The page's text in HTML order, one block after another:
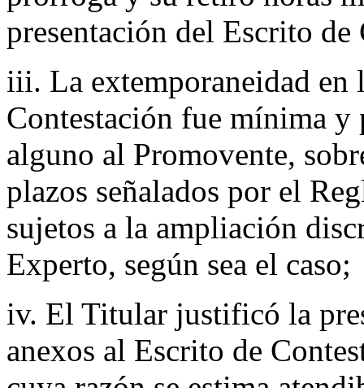
presentación del Escrito de
iii. La extemporaneidad en
Contestación fue mínima
alguno al Promovente,
plazos señalados por el
sujetos a la ampliación
Experto, según sea el caso;
iv. El Titular justificó la
anexos al Escrito de